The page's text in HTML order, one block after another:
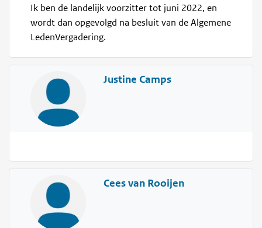
Ik ben de landelijk voorzitter tot juni 2022, en
wordt dan opgevolgd na besluit van de Algemene
LedenVergadering.
Justine Camps
Cees van Rooijen